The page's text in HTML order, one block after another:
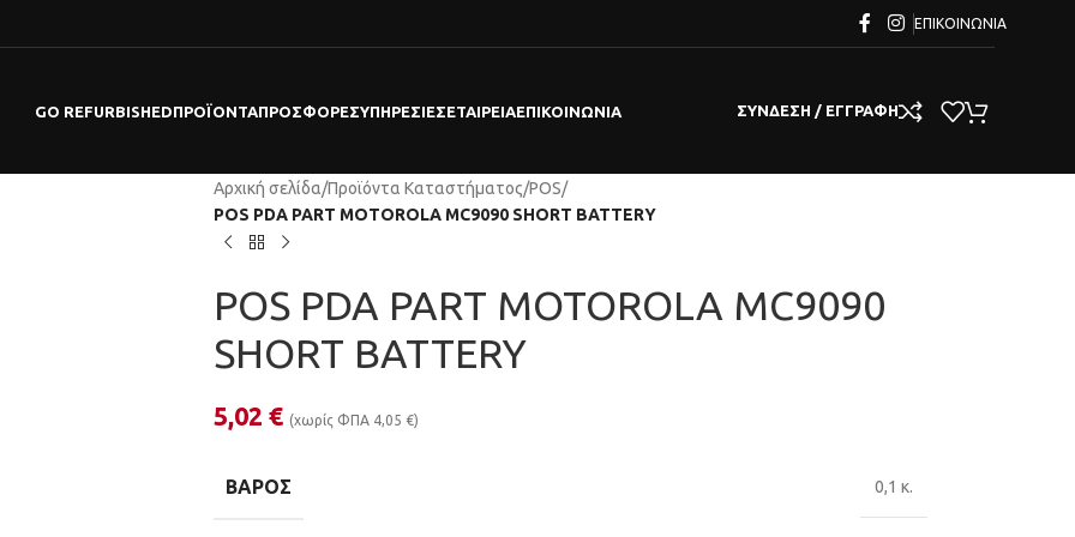
ΕΠΙΚΟΙΝΩΝΊΑ
GO REFURBISHEDΠΡΟΪΌΝΤΑΠΡΟΣΦΟΡΕΣΥΠΗΡΕΣΊΕΣΕΤΑΙΡΕΊΑΕΠΙΚΟΙΝΩΝΊΑ ΣΎΝΔΕΣΗ / ΕΓΓΡΑΦΉ
Αρχική σελίδα/Προϊόντα Καταστήματος/POS/
POS PDA PART MOTOROLA MC9090 SHORT BATTERY
POS PDA PART MOTOROLA MC9090
SHORT BATTERY
5,02 € (χωρίς ΦΠΑ 4,05 €)
ΒΆΡΟΣ 0,1 κ.